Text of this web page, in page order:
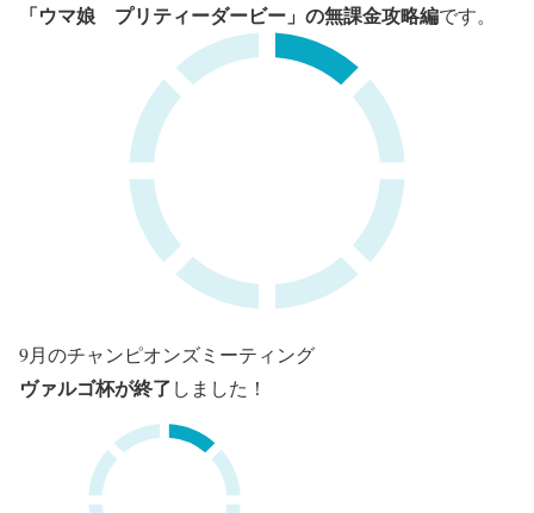
「ウマ娘 プリティーダービー」の無課金攻略編です。
9月のチャンピオンズミーティング
ヴァルゴ杯が終了しました！